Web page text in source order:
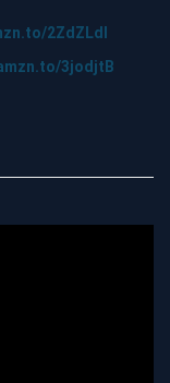
2ZdZLdl
3jodjtB